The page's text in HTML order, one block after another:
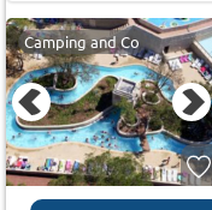
Camping and Co